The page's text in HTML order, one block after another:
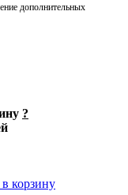
дополнительных
?
корзину